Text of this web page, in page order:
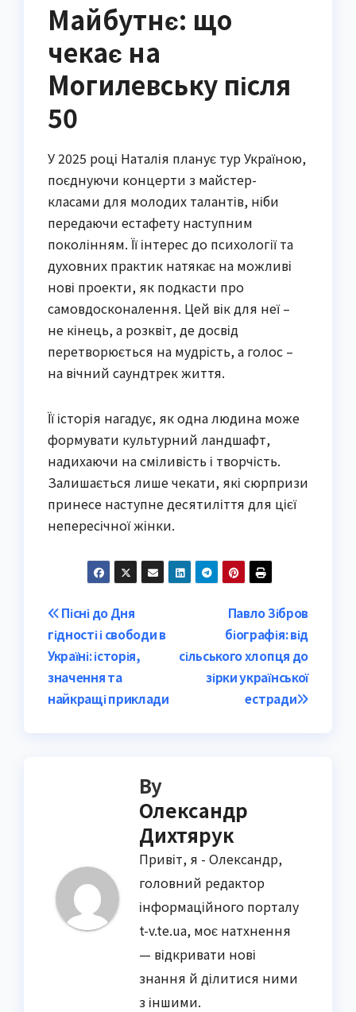
Майбутнє: що
чекає на
Могилевську після
50
У 2025 році Наталія планує тур Україною,
поєднуючи концерти з майстер-
класами для молодих талантів, ніби
передаючи естафету наступним
поколінням. Її інтерес до психології та
духовних практик натякає на можливі
нові проекти, як подкасти про
самовдосконалення. Цей вік для неї –
не кінець, а розквіт, де досвід
перетворюється на мудрість, а голос –
на вічний саундтрек життя.
Її історія нагадує, як одна людина може
формувати культурний ландшафт,
надихаючи на сміливість і творчість.
Залишається лише чекати, які сюрпризи
принесе наступне десятиліття для цієї
непересічної жінки.
Post
navigation
Павло Зібров
біографія: від
сільського хлопця до
зірки української
естради
Пісні до Дня
гідності і свободи в
Україні: історія,
значення та
найкращі приклади
By
Олександр
Дихтярук
Привіт, я - Олександр,
головний редактор
інформаційного порталу
t-v.te.ua, моє натхнення
— відкривати нові
знання й ділитися ними
з іншими.